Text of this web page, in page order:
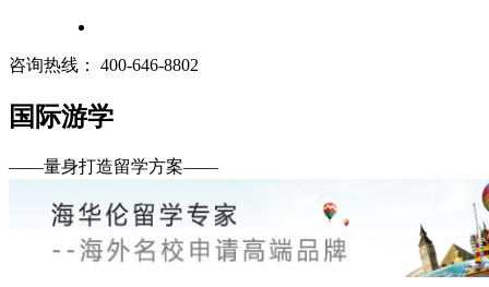
咨询热线： 400-646-8802
国际游学
——量身打造留学方案——